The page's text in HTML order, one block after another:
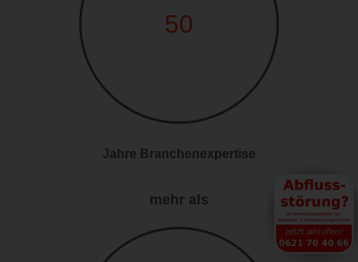
50
Jahre Branchenexpertise
mehr als